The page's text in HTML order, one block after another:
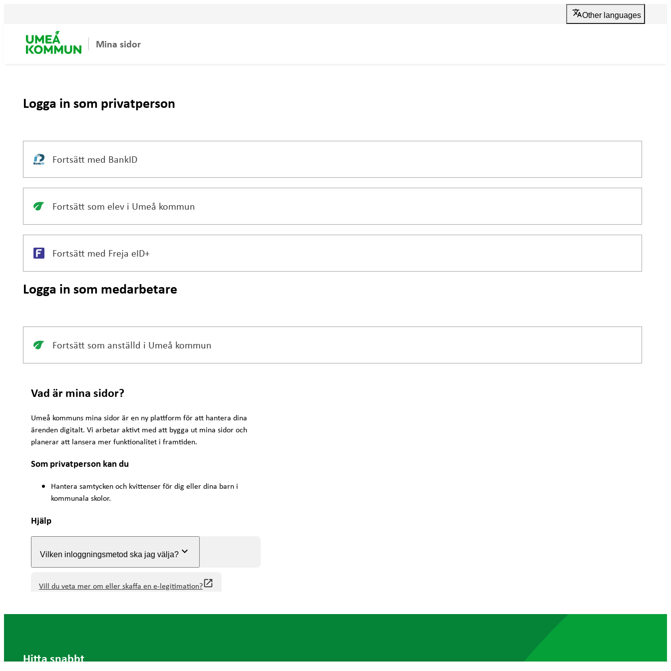
translateOther languages
Mina sidor
Logga in som privatperson
Fortsätt med BankID
Fortsätt som elev i Umeå kommun
Fortsätt med Freja eID+
Logga in som medarbetare
Fortsätt som anställd i Umeå kommun
Vad är mina sidor?
Umeå kommuns mina sidor är en ny plattform för att hantera dina
ärenden digitalt. Vi arbetar aktivt med att bygga ut mina sidor och
planerar att lansera mer funktionalitet i framtiden.
Som privatperson kan du
Hantera samtycken och kvittenser för dig eller dina barn i
kommunala skolor.
Hjälp
Vilken inloggningsmetod ska jag välja? keyboard_arrow_down
Vill du veta mer om eller skaffa en e-legitimation?open_in_new
Hitta snabbt